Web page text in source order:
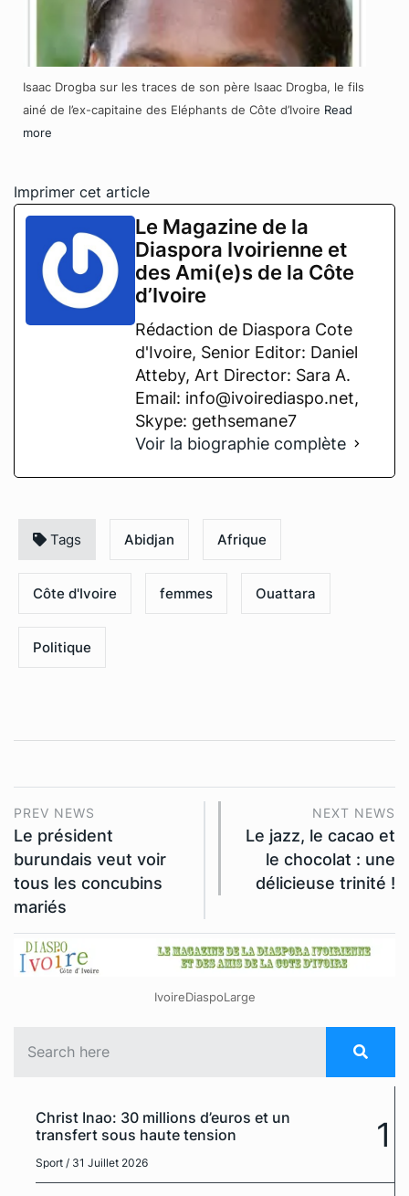
Isaac Drogba sur les traces de son père Isaac Drogba, le fils
ainé de l’ex-capitaine des Eléphants de Côte d’Ivoire Read
more
Imprimer cet article
Le Magazine de la
Diaspora Ivoirienne et
des Ami(e)s de la Côte
d’Ivoire
Rédaction de Diaspora Cote
d'Ivoire, Senior Editor: Daniel
Atteby, Art Director: Sara A.
Email: info@ivoirediaspo.net,
Skype: gethsemane7
Voir la biographie complète
Tags Abidjan Afrique
Côte d'Ivoire femmes Ouattara
Politique
PREV NEWS
Le président
burundais veut voir
tous les concubins
mariés
NEXT NEWS
Le jazz, le cacao et
le chocolat : une
délicieuse trinité !
IvoireDiaspoLarge
Christ Inao: 30 millions d’euros et un
transfert sous haute tension
Sport / 31 Juillet 2026
1